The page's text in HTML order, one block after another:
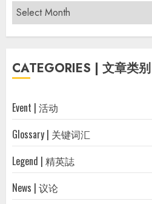
Archives
|
过
文
CATEGORIES | 文章类别
Event | 活动
Glossary | 关键词汇
Legend | 精英誌
News | 议论